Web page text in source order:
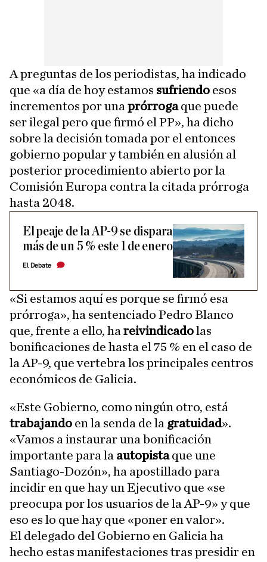
A preguntas de los periodistas, ha indicado
que «a día de hoy estamos sufriendo esos
incrementos por una prórrogaque puede
ser ilegal pero que firmó el PP», ha dicho
sobre la decisión tomada por el entonces
gobierno popular y también en alusión al
posterior procedimiento abierto por la
Comisión Europa contra la citada prórroga
hasta 2048.
El peaje de la AP-9 se dispara
más de un 5 % este 1 de enero
El Debate
«Si estamos aquí es porque se firmó esa
prórroga», ha sentenciado Pedro Blanco
que, frente a ello, ha reivindicadolas
bonificaciones de hasta el 75 % en el caso de
la AP-9, que vertebra los principales centros
económicos de Galicia.
«Este Gobierno, como ningún otro, está
trabajando en la senda de la gratuidad».
«Vamos a instaurar una bonificación
importante para la autopistaque une
Santiago-Dozón», ha apostillado para
incidir en que hay un Ejecutivo que «se
preocupa por los usuarios de la AP-9» y que
eso es lo que hay que «poner en valor».
El delegado del Gobierno en Galicia ha
hecho estas manifestaciones tras presidir en